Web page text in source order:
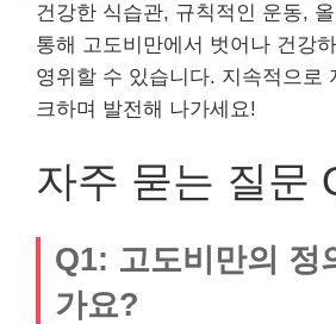
건강한 식습관, 규칙적인 운동,
통해 고도비만에서 벗어나 건강
영위할 수 있습니다. 지속적으로
크하며 발전해 나가세요!
자주 묻는 질문
Q1: 고도비만의 정
가요?